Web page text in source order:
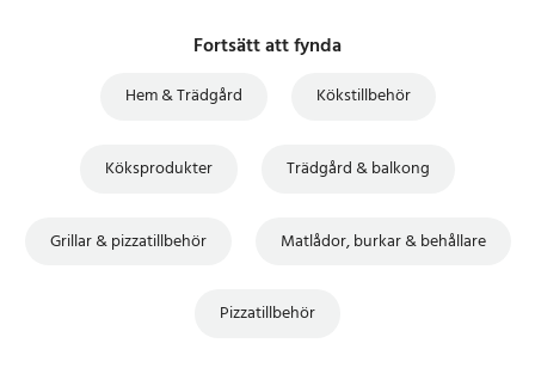
Fortsätt att fynda
Hem & Trädgård Kökstillbehör
Köksprodukter Trädgård & balkong
Grillar & pizzatillbehör Matlådor, burkar & behållare
Pizzatillbehör